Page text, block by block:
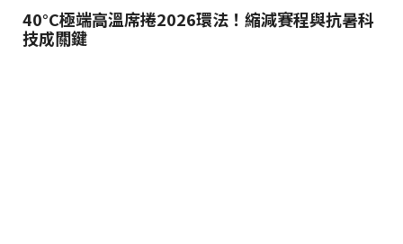
40°C極端高溫席捲2026環法！縮減賽程與抗暑科
技成關鍵